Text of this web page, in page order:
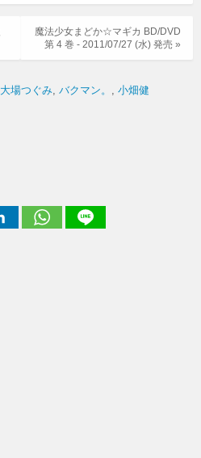
魔法少女まどか☆マギカ BD/DVD
第 4 巻 - 2011/07/27 (水) 発売 »
大場つぐみ バクマン。 小畑健